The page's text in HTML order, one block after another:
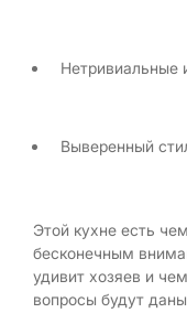
Нетривиальные
Выверенный
Этой кухне есть
бесконечным
удивит хозяев и
вопросы будут